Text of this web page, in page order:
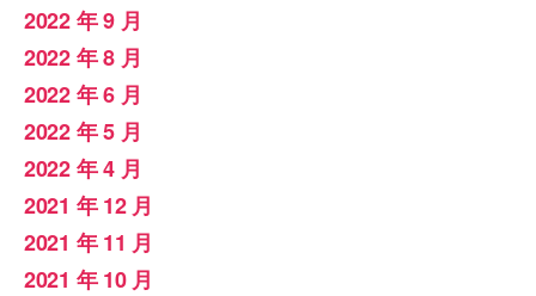
2022 年 9 月
2022 年 8 月
2022 年 6 月
2022 年 5 月
2022 年 4 月
2021 年 12 月
2021 年 11 月
2021 年 10 月